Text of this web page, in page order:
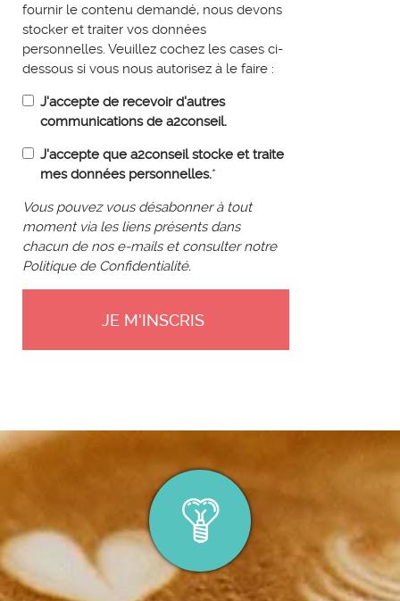
fournir le contenu demandé, nous devons
stocker et traiter vos données
personnelles. Veuillez cochez les cases ci-
dessous si vous nous autorisez à le faire :
J'accepte de recevoir d'autres
communications de a2conseil.
J'accepte que a2conseil stocke et traite
mes données personnelles.*
Vous pouvez vous désabonner à tout
moment via les liens présents dans
chacun de nos e-mails et consulter notre
Politique de Confidentialité.